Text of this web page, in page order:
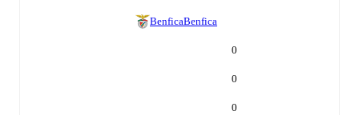
BenficaBenfica
0
0
0